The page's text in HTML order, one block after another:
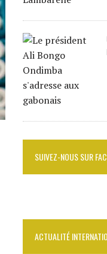
SUIVEZ-NOUS SUR
ACTUALITÉ